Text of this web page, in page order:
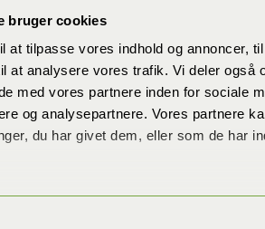
bruger cookies
at tilpasse vores indhold og annoncer,
at analysere vores trafik. Vi deler også
med vores partnere inden for sociale
og analysepartnere. Vores partnere
du har givet dem, eller som de har
man klyngefluer?